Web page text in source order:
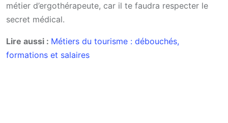
métier d’ergothérapeute, car il te faudra respecter le
secret médical.
Lire aussi : Métiers du tourisme : débouchés,
formations et salaires